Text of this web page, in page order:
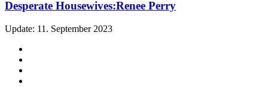
Desperate Housewives:Renee Perry
Update: 11. September 2023